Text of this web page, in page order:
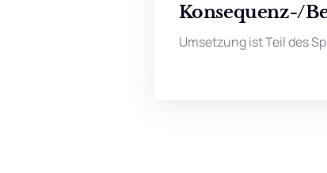
Konsequenz-/
Umsetzung ist Teil des